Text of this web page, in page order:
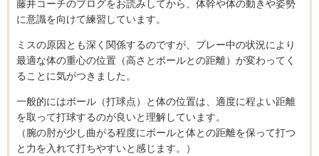
藤井コーチのブログをお読みしてから、体幹や体の動きや姿勢
に意識を向けて練習しています。
ミスの原因とも深く関係するのですが、プレー中の状況により
最適な体の重心の位置（高さとボールとの距離）が変わってく
ることに気がつきました。
一般的にはボール（打球点）と体の位置は、適度に程よい距離
を取って打球するのが良いと理解しています。
（腕の肘が少し曲がる程度にボールと体との距離を保って打つ
と力を入れて打ちやすいと感じます。）